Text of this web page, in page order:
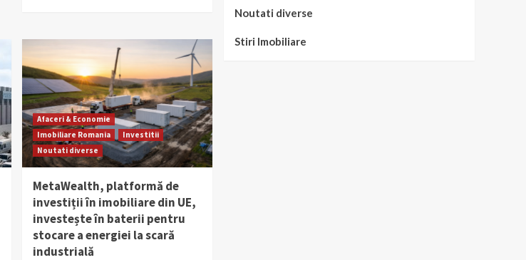
Afaceri & Economie
Imobiliare Romania
Investitii
Noutati diverse
MetaWealth, platformă de
investiții în imobiliare din UE,
investește în baterii pentru
stocare a energiei la scară
industrială
Noutati diverse
Stiri Imobiliare